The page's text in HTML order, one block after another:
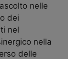
nelle
dei
nel
nella
delle